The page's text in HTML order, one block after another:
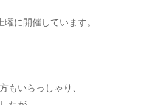
に開催しています。
もいらっしゃり、